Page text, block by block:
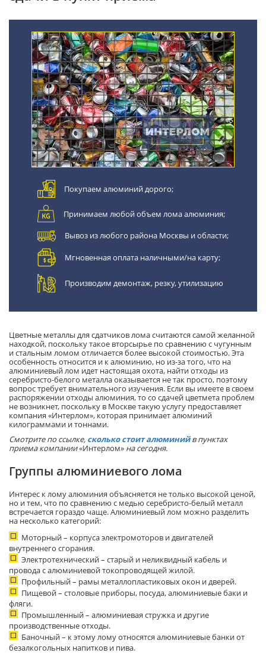
Покупаем алюминий дорого;
Принимаем любой объем лома алюминия;
Вывоз из любого района Москвы и области;
Мгновенная оплата наличными/на карту;
Производим демонтаж, резку, утилизацию
Цветные металлы для сдатчиков лома считаются самой желанной
находкой, поскольку такое вторсырье по сравнению с чугунным
и стальным ломом отличается более высокой стоимостью. Эта
особенность относится и к алюминию, но из-за того, что на
алюминиевый лом идет настоящая охота, найти отходы из
серебристо-белого металла оказывается не так просто, поэтому
вопрос требует внимательного изучения. Если вы имеете в своем
распоряжении отходы алюминия, то со сдачей цветмета проблем
не возникнет, поскольку в Москве такую услугу предоставляет
компания «Интерлом», которая принимает алюминий
килограммами и тоннами.
Смотрите по ссылке, сколько стоит алюминийв пунктах
приема компании«Интерлом» на сегодня.
Группы алюминиевого лома
Интерес к лому алюминия объясняется не только высокой ценой,
но и тем, что по сравнению с медью серебристо-белый металл
встречается гораздо чаще. Алюминиевый лом можно разделить
на несколько категорий:
Моторный – корпуса электромоторов и двигателей
внутреннего сгорания.
Электротехнический – старый и неликвидный кабель и
провода с алюминиевой токопроводящей жилой.
Профильный – рамы металлопластиковых окон и дверей.
Пищевой – столовые приборы, посуда, алюминиевые баки и
фляги.
Промышленный – алюминиевая стружка и другие
производственные отходы.
Баночный – к этому лому относятся алюминиевые банки от
безалкогольных напитков и пива.